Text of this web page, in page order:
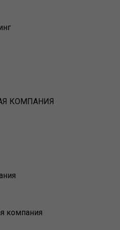
КОМПАНИЯ
компания